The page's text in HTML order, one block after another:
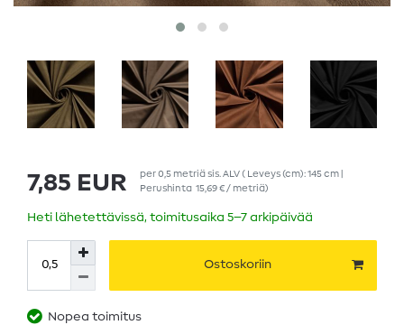
7,85 EUR per0,5 metriäsis. ALV( Leveys (cm): 145 cm |
Perushinta 15,69 € / metriä)
Heti lähetettävissä, toimitusaika 5–7 arkipäivää
Ostoskoriin
Nopea toimitus